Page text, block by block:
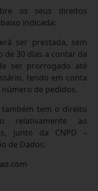
os seus direitos
indicada:
ser prestada, sem
30 dias a contar da
ser prorrogado até
tendo em conta
de pedidos.
tem o direito
relativamente ao
junto da CNPD –
de Dados.